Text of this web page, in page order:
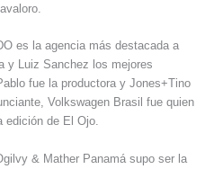
es la agencia más destacada a
y Luiz Sanchez los mejores
fue la productora y Jones+Tino
Volkswagen Brasil fue quien
edición de El Ojo.
& Mather Panamá supo ser la